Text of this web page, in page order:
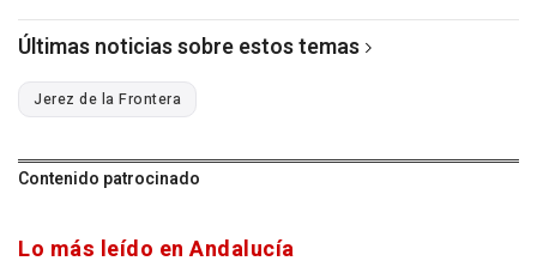
Últimas noticias sobre estos temas
Jerez de la Frontera
Contenido patrocinado
Lo más leído en Andalucía